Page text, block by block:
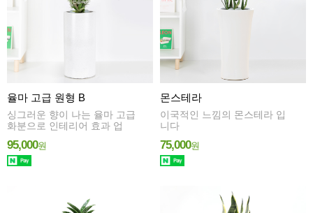
율마 고급 원형 B
싱그러운 향이 나는 율마 고급
화분으로 인테리어 효과 업
95,000원
몬스테라
이국적인 느낌의 몬스테라 입
니다
75,000원